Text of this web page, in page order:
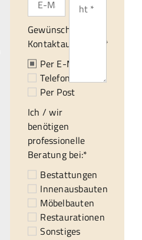
Gewünschte
Kontaktaufnahme:*
Per E-Mail
Telefonisch
Per Post
Ich / wir
benötigen
professionelle
Beratung bei:*
Bestattungen
Innenausbauten
Möbelbauten
Restaurationen
Sonstiges